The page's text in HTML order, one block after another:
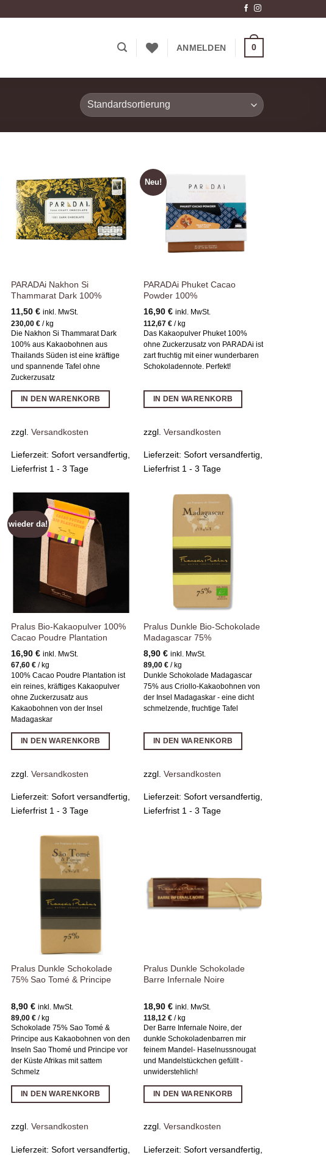
ANMELDEN 0
Zur
Wunschliste
hinzufügen
PARADAi Nakhon Si
Thammarat Dark 100%
11,50€ inkl. MwSt.
230,00€ / kg
Die Nakhon Si Thammarat Dark
100% aus Kakaobohnen aus
Thailands Süden ist eine kräftige
und spannende Tafel ohne
Zuckerzusatz
IN DEN WARENKORB
zzgl.Versandkosten
Lieferzeit:Sofort versandfertig,
Lieferfrist 1 - 3 Tage
Neu!
Wunschliste
hinzufügen
PARADAi Phuket Cacao
Powder 100%
16,90 € inkl. MwSt.
112,67 €/ kg
Das Kakaopulver Phuket 100%
ohne Zuckerzusatz von PARADAi ist
zart fruchtig mit einer wunderbaren
Schokoladennote. Perfekt!
IN DEN WARENKORB
zzgl. Versandkosten
Lieferzeit: Sofort versandfertig,
Lieferfrist 1 - 3 Tage
wieder da!
Zur
Wunschliste
hinzufügen
Pralus Bio-Kakaopulver 100%
Cacao Poudre Plantation
16,90€ inkl. MwSt.
67,60€ / kg
100% Cacao Poudre Plantation ist
ein reines, kräftiges Kakaopulver
ohne Zuckerzusatz aus
Kakaobohnen von der Insel
Madagaskar
IN DEN WARENKORB
zzgl.Versandkosten
Lieferzeit:Sofort versandfertig,
Lieferfrist 1 - 3 Tage
Wunschliste
Pralus Dunkle Bio-Schokolade
Madagascar 75%
8,90 € inkl. MwSt.
89,00 €/ kg
Dunkle Schokolade Madagascar
75% aus Criollo-Kakaobohnen von
der Insel Madagaskar - eine dicht
schmelzende, fruchtige Tafel
IN DEN WARENKORB
zzgl. Versandkosten
Lieferzeit: Sofort versandfertig,
Lieferfrist 1 - 3 Tage
Pralus Dunkle Schokolade
75% Sao Tomé & Principe
8,90€ inkl. MwSt.
89,00€ / kg
Schokolade 75% Sao Tomé &
Principe aus Kakaobohnen von den
Inseln Sao Thomé und Principe vor
der Küste Afrikas mit sattem
Schmelz
IN DEN WARENKORB
zzgl.Versandkosten
Lieferzeit:Sofort versandfertig,
Wunschliste
hinzufügen
Pralus Dunkle Schokolade
Barre Infernale Noire
18,90 € inkl. MwSt.
118,12 €/ kg
Der Barre Infernale Noire, der
dunkle Schokoladenbarren mir
feinem Mandel- Haselnussnougat
und Mandelstückchen gefüllt -
unwiderstehlich!
IN DEN WARENKORB
zzgl. Versandkosten
Lieferzeit: Sofort versandfertig,